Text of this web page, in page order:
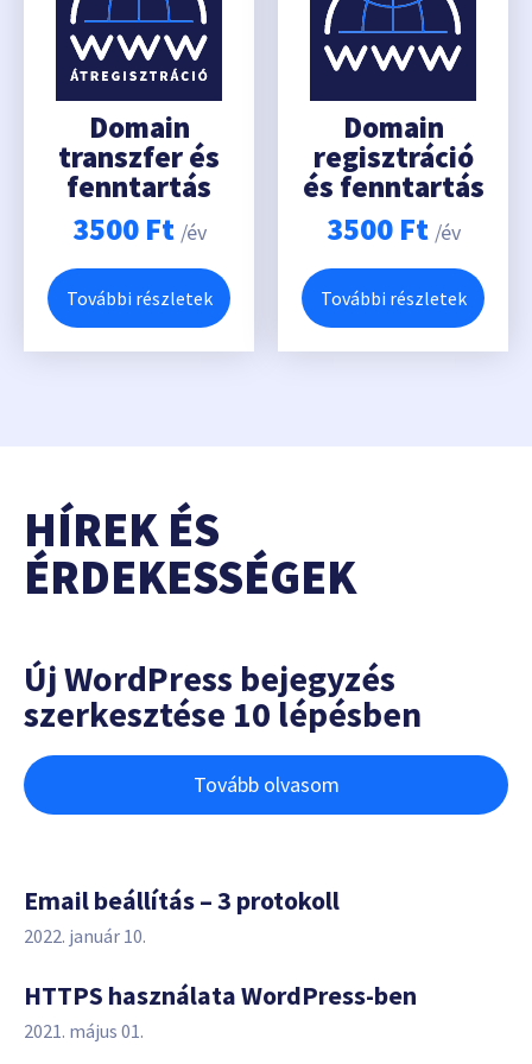
Domain
transzfer és
fenntartás
3500 Ft /év
További részletek
Domain
regisztráció
és fenntartás
3500 Ft /év
További részletek
HÍREK ÉS
ÉRDEKESSÉGEK
Új WordPress bejegyzés
szerkesztése 10 lépésben
Tovább olvasom
Email beállítás – 3 protokoll
2022. január 10.
HTTPS használata WordPress-ben
2021. május 01.